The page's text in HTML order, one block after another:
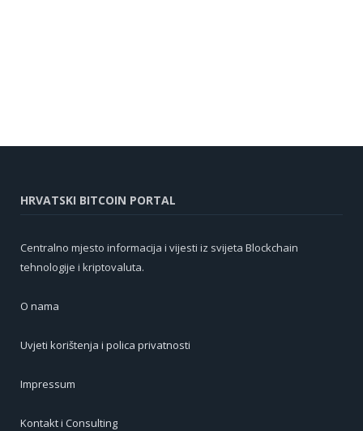
HRVATSKI BITCOIN PORTAL
Centralno mjesto informacija i vijesti iz svijeta Blockchain
tehnologije i kriptovaluta.
O nama
Uvjeti korištenja i polica privatnosti
Impressum
Kontakt i Consulting